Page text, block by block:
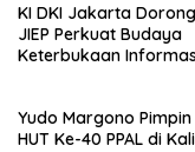
KI DKI Jakarta
JIEP Perkuat Budaya
Keterbukaan
Yudo Margono
HUT Ke-40 PPAL di